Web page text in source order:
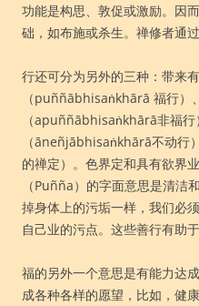
功能是构思、敦促或激励。因
础，如布施或杀生。禅修者通
行还可分为另外的三种：带来
（puññābhisaṅkhārā 福行）
（apuññābhisaṅkhārā非福行
（āneñjābhisaṅkhārā不动行
的禅定）。色界定和具有欲界
（Puñña）的字面意思是清洁
掉身体上的污垢一样，我们必
自己业的污点。这些善行有助
福的另外一个意思是有能力达
成各种各样的愿望，比如，健